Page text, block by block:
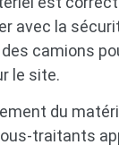
avec la
des camions
le site.
du
traitants